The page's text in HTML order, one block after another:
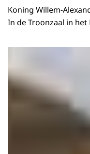
Koning Willem-
In de Troonzaal in